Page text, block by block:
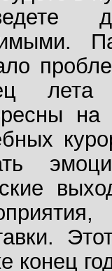
конец